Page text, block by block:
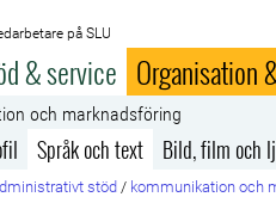
på SLU
& service Organisation
och marknadsföring
Språk och text Bild, film och
stöd / kommunikation och